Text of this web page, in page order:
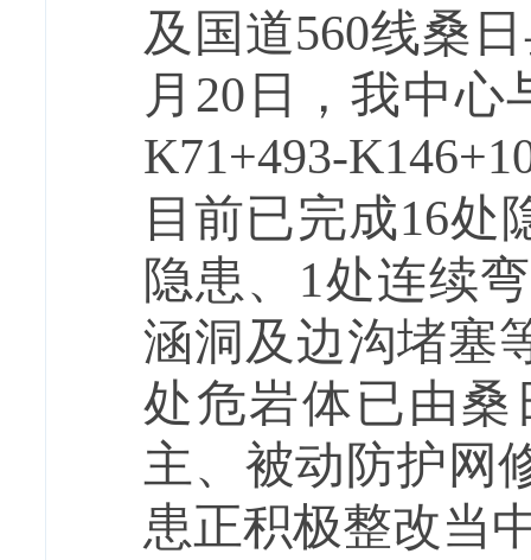
及国道560线桑
月20日，我中
K71+493-
目前已完成16处
隐患、1处连续
涵洞及边沟堵塞
处危岩体已由
主、被动防护网
患正积极整改当